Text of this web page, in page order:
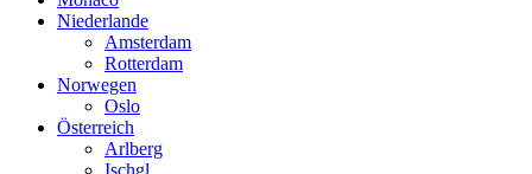
Niederlande
Amsterdam
Rotterdam
Norwegen
Oslo
Österreich
Arlberg
Ischgl